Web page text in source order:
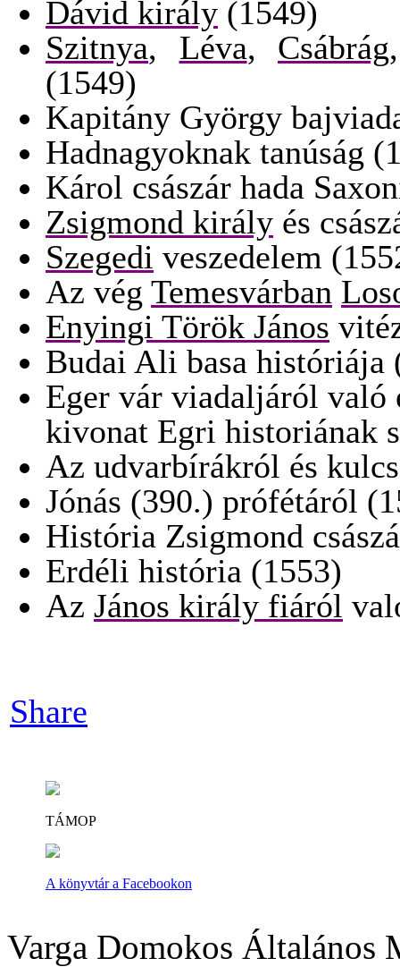
Dávid király (1549)
Szitnya, Léva, Csábrág
(1549)
Kapitány György
Hadnagyoknak tanúság
Károl császár hada
Zsigmond király és
Szegedi veszedelem
Az vég Temesvárban
Enyingi Török János
Budai Ali basa históriája
Eger vár viadaljáról való
kivonat Egri historiának
Az udvarbírákról és
Jónás (390.) prófétáról
História Zsigmond
Erdéli história (1553)
Az János király fiáról
Share
TÁMOP
A könyvtár a Facebookon
Varga Domokos Általános